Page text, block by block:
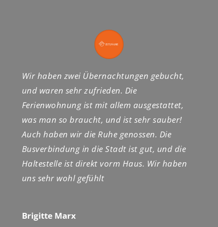
Wir haben zwei Übernachtungen gebucht,
und waren sehr zufrieden. Die
Ferienwohnung ist mit allem ausgestattet,
was man so braucht, und ist sehr sauber!
Auch haben wir die Ruhe genossen. Die
Busverbindung in die Stadt ist gut, und die
Haltestelle ist direkt vorm Haus. Wir haben
uns sehr wohl gefühlt
Brigitte Marx